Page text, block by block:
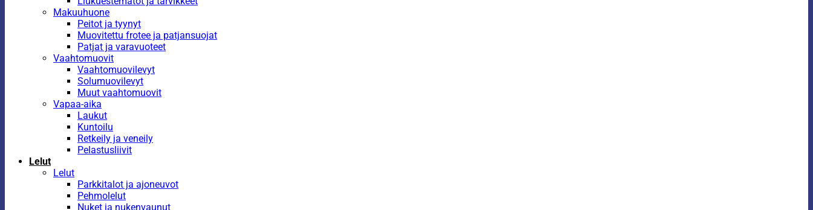
Makuuhuone
Peitot ja tyynyt
Muovitettu frotee ja patjansuojat
Patjat ja varavuoteet
Vaahtomuovit
Vaahtomuovilevyt
Solumuovilevyt
Muut vaahtomuovit
Vapaa-aika
Laukut
Kuntoilu
Retkeily ja veneily
Pelastusliivit
Lelut
Lelut
Parkkitalot ja ajoneuvot
Pehmolelut
Nuket ja nukenvaunut